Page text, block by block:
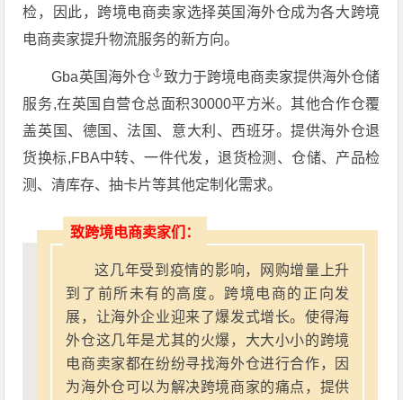
检，因此，跨境电商卖家选择英国海外仓成为各大跨境
电商卖家提升物流服务的新方向。
Gba英国海外仓
致力于跨境电商卖家提供海外仓储
服务,在英国自营仓总面积30000平方米。其他合作仓覆
盖英国、德国、法国、意大利、西班牙。提供海外仓退
货换标,FBA中转、一件代发，退货检测、仓储、产品检
测、清库存、抽卡片等其他定制化需求。
致跨境电商卖家们：
这几年受到疫情的影响，网购增量上升
到了前所未有的高度。跨境电商的正向发
展，让海外企业迎来了爆发式增长。使得海
外仓这几年是尤其的火爆，大大小小的跨境
电商卖家都在纷纷寻找海外仓进行合作，因
为海外仓可以为解决跨境商家的痛点，提供